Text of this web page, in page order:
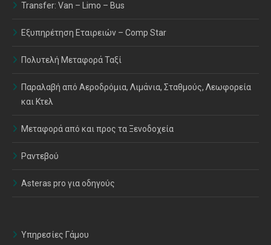
Transfer: Van – Limo – Bus
Εξυπηρέτηση Εταιρειών – Comp Star
Πολυτελή Μεταφορά Ταξί
Παραλαβή από Αεροδρόμια, Λιμάνια, Σταθμούς, Λεωφορεία
και Κτελ
Μεταφορά από και προς τα Ξενοδοχεία
Ραντεβού
Asteras pro για οδηγούς
Υπηρεσίες Γάμου